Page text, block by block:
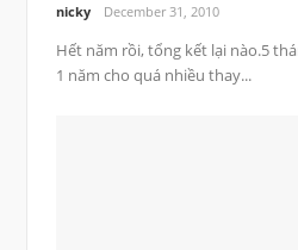
nicky December 31, 2010
Hết năm rồi, tổng kết lại nào.5
1 năm cho quá nhiều thay...